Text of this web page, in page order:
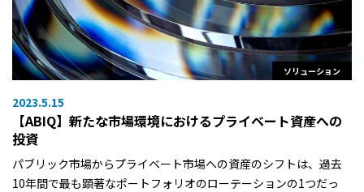
ソリューション
2023.5.15
【ABIQ】新たな市場環境におけるプライベート資産への
投資
パブリック市場からプライベート市場への資産のシフトは、過去
10年間で最も顕著なポートフォリオのローテーションの1つだっ